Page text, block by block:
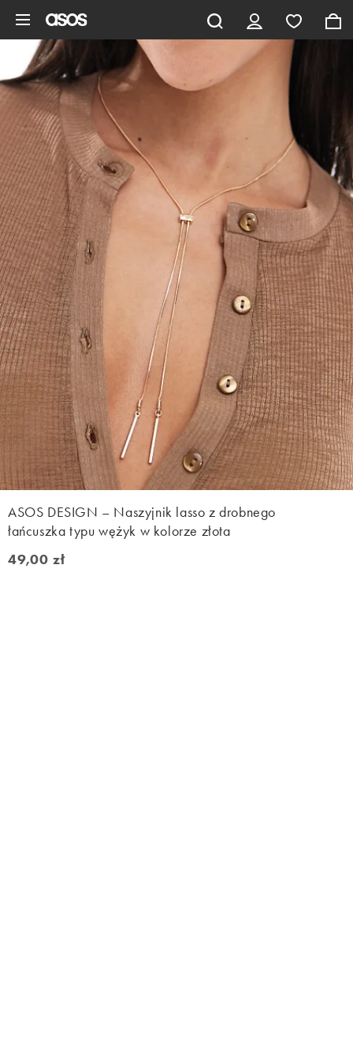
ASOS DESIGN – Naszyjnik lasso z drobnego
łańcuszka typu wężyk w kolorze złota
49,00 zł
49,00 zł